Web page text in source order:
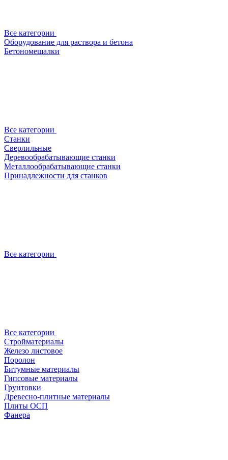
Все категории
Оборудование для раствора и бетона
Бетономешалки
Все категории
Станки
Сверлильные
Деревообрабатывающие станки
Металлообрабатывающие станки
Принадлежности для станков
Все категории
Все категории
Стройматериалы
Железо листовое
Поролон
Битумные материалы
Гипсовые материалы
Грунтовки
Древесно-плитные материалы
Плиты ОСП
Фанера